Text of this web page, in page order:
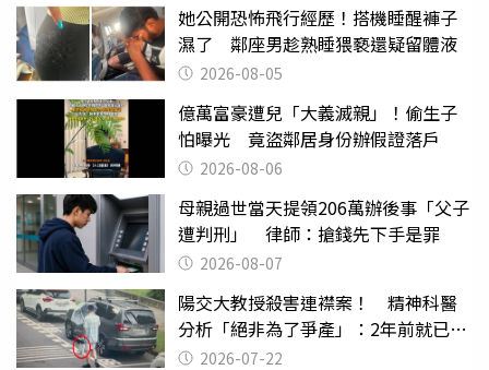
她公開恐怖飛行經歷！搭機睡醒褲子
濕了 鄰座男趁熟睡猥褻還疑留體液
2026-08-05
億萬富豪遭兒「大義滅親」！偷生子
怕曝光 竟盜鄰居身份辦假證落戶
2026-08-06
母親過世當天提領206萬辦後事「父子
遭判刑」 律師：搶錢先下手是罪
2026-08-07
陽交大教授殺害連襟案！ 精神科醫
分析「絕非為了爭產」：2年前就已言
行詭異
2026-07-22